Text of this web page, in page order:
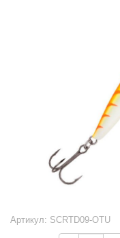
Артикул: SCRTD09-OTU